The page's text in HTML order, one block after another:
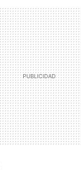
MAIL